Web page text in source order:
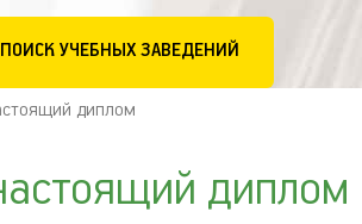
ПОИСК УЧЕБНЫХ ЗАВЕДЕНИЙ
диплом
диплом